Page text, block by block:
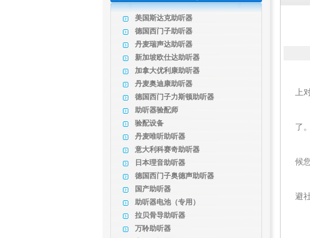
美国斯达克助听器
德国西门子助听器
丹麦瑞声达助听器
新加坡欧仕达助听器
加拿大优利康助听器
丹麦奥迪康助听器
德国西门子力斯顿助听器
助听器验配师
验配设备
丹麦唯听助听器
意大利科赛奇助听器
日本理音助听器
德国西门子奥德声助听器
国产助听器
助听器电池（专用）
拉贝骨导助听器
万聆助听器
上
了
候
避